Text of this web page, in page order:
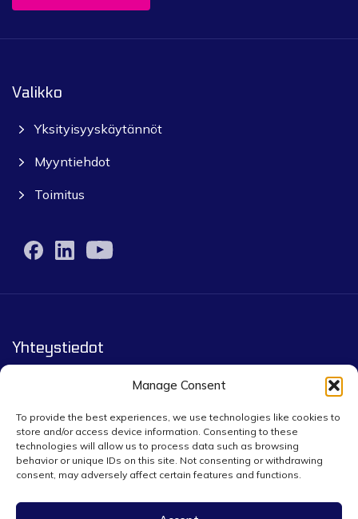
Manage Consent
To provide the best experiences, we use technologies like cookies to
store and/or access device information. Consenting to these
technologies will allow us to process data such as browsing
behavior or unique IDs on this site. Not consenting or withdrawing
consent, may adversely affect certain features and functions.
Valikko
Yksityisyyskäytännöt
Myyntiehdot
Toimitus
Yhteystiedot
Yourpack.eu by Infigo Group co.
Leopoldstrasse 244, 80807 Munich
Złota 75A/7, 00819 Warsaw
+48 5391 04899 / +49 152 0733 8699
yourpack@infigogroup.com